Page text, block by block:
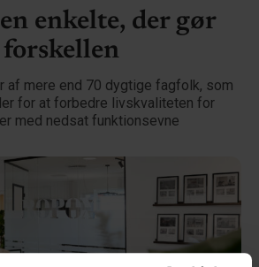
enkelte, der gør
forskellen
af mere end 70 dygtige fagfolk, som
for at forbedre livskvaliteten for
med nedsat funktionsevne